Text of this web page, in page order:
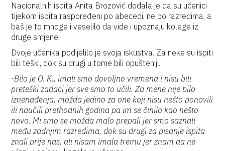
Nacionalnih ispita Anita Brozović dodala je da su učenici
tijekom ispita raspoređeni po abecedi, ne po razredima, a
baš je to mnoge i veselilo da vide i upoznaju kolege iz
druge smjene.
Dvoje učenika podijelilo je svoja iskustva. Za neke su ispiti
bili teški, dok su drugi u tome bili opušteniji.
-Bilo je O. K., imali smo dovoljno vremena i nisu bili
preteški zadaci jer sve smo to učili. Za mene nije bilo
iznenađenja, možda jedino za one koji nisu nešto ponovili
ili naučili prethodnih godina pa im se činilo kao nešto
novo. Mi smo se možda malo prepali jer smo saznali
među zadnjim razredima, dok su drugi za pisanje ispita
znali prije nas, ali nisam imala tremu jer znam da ne